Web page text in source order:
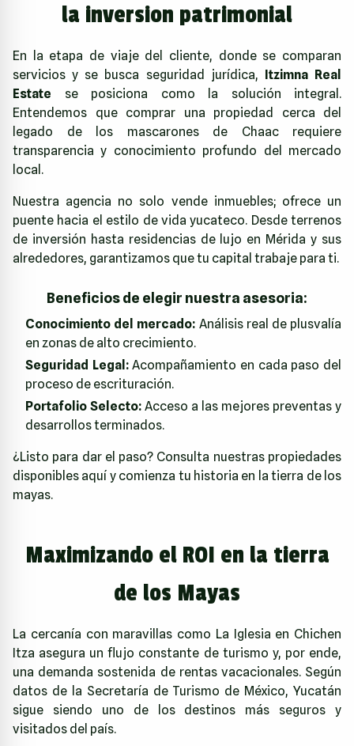
la inversion patrimonial
En la etapa de viaje del cliente, donde se comparan
servicios y se busca seguridad jurídica, Itzimna Real
Estate se posiciona como la solución integral.
Entendemos que comprar una propiedad cerca del
legado de los mascarones de Chaac requiere
transparencia y conocimiento profundo del mercado
local.
Nuestra agencia no solo vende inmuebles; ofrece un
puente hacia el estilo de vida yucateco. Desde terrenos
de inversión hasta residencias de lujo en Mérida y sus
alrededores, garantizamos que tu capital trabaje para ti.
Beneficios de elegir nuestra asesoria:
Conocimiento del mercado: Análisis real de plusvalía
en zonas de alto crecimiento.
Seguridad Legal:Acompañamiento en cada paso del
proceso de escrituración.
Portafolio Selecto: Acceso a las mejores preventas y
desarrollos terminados.
¿Listo para dar el paso? Consulta nuestras propiedades
disponibles aquí y comienza tu historia en la tierra de los
mayas.
Maximizando el ROI en la tierra
de los Mayas
La cercanía con maravillas como La Iglesia en Chichen
Itza asegura un flujo constante de turismo y, por ende,
una demanda sostenida de rentas vacacionales. Según
datos de la Secretaría de Turismo de México, Yucatán
sigue siendo uno de los destinos más seguros y
visitados del país.